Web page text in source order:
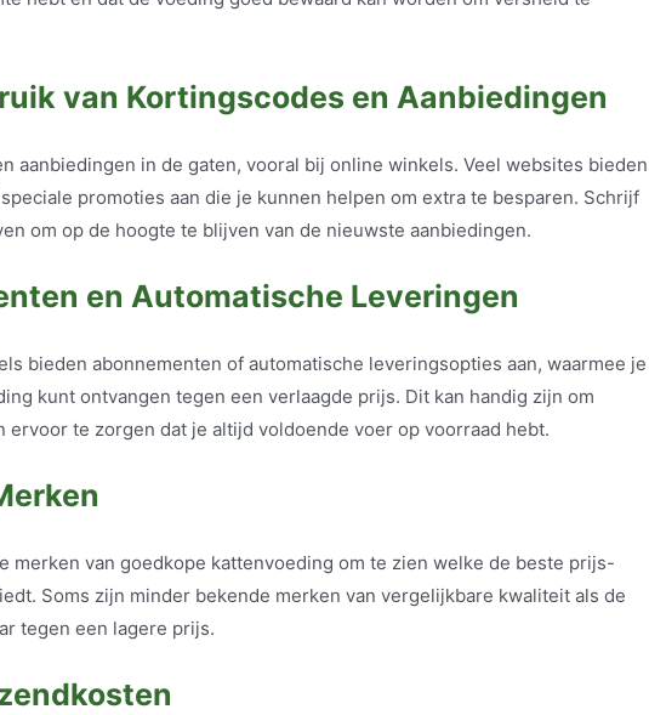
van Kortingscodes en Aanbiedingen
aanbiedingen in de gaten, vooral bij online winkels. Veel websites bieden
promoties aan die je kunnen helpen om extra te besparen. Schrijf
om op de hoogte te blijven van de nieuwste aanbiedingen.
en Automatische Leveringen
bieden abonnementen of automatische leveringsopties aan, waarmee je
kunt ontvangen tegen een verlaagde prijs. Dit kan handig zijn om
ervoor te zorgen dat je altijd voldoende voer op voorraad hebt.
merken van goedkope kattenvoeding om te zien welke de beste prijs-
Soms zijn minder bekende merken van vergelijkbare kwaliteit als de
tegen een lagere prijs.